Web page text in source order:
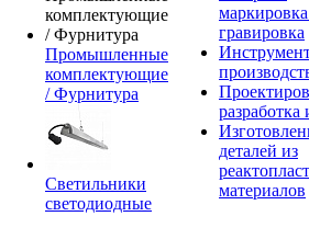
Промышленные
комплектующие
/ Фурнитура
Светильники
светодиодные
гравировка
разработка
деталей из
материалов